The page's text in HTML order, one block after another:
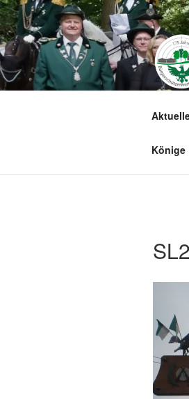
Zum
Inhalt
springen
Könige